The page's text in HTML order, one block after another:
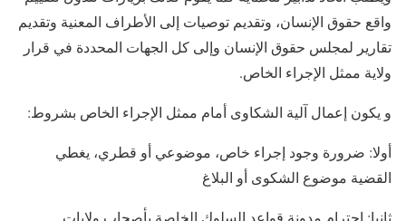
واقع حقوق الإنسان، وتقديم توصيات إلى الأطراف المعنية وتقديم
تقارير لمجلس حقوق الإنسان وإلى كل الجهات المحددة في قرار
ولاية ممثل الإجراء الخاص.
و يكون إعمال آلية الشكاوى أمام ممثل الإجراء الخاص بشروط:
أولا: ضرورة وجود إجراء خاص، موضوعي أو قطري، يغطي
القضية موضوع الشكوى أو البلاغ
ثانيا: احترام مدونة قواعد السلوك الخاصة بأصحاب ولايات